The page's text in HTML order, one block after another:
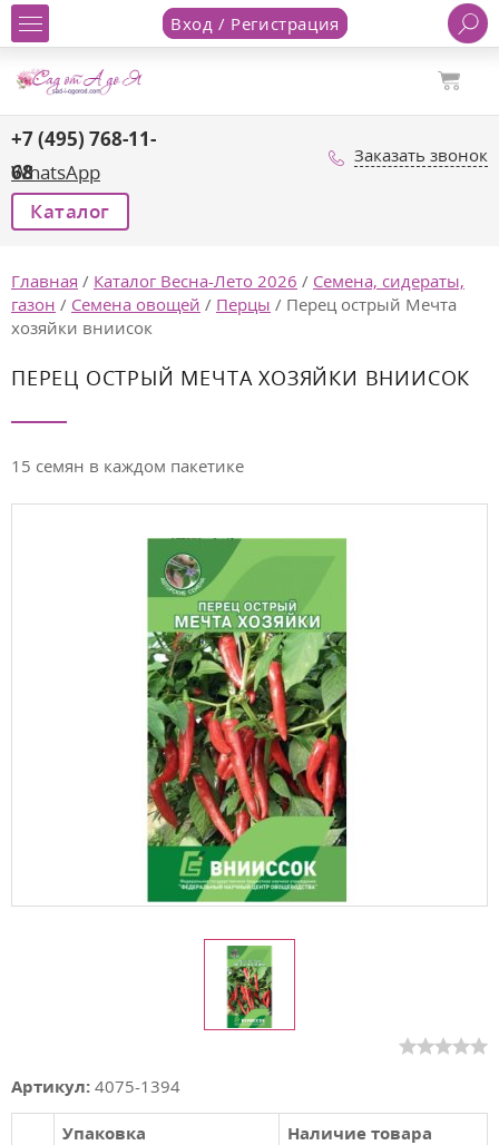
Вход / Регистрация
+7 (495) 768-11-
68
WhatsApp
Заказать звонок
Каталог
Главная / Каталог Весна-Лето 2026 / Семена, сидераты,
газон / Семена овощей / Перцы / Перец острый Мечта
хозяйки вниисок
ПЕРЕЦ ОСТРЫЙ МЕЧТА ХОЗЯЙКИ ВНИИСОК
15 семян в каждом пакетике
Артикул: 4075-1394
Упаковка
Наличие товара